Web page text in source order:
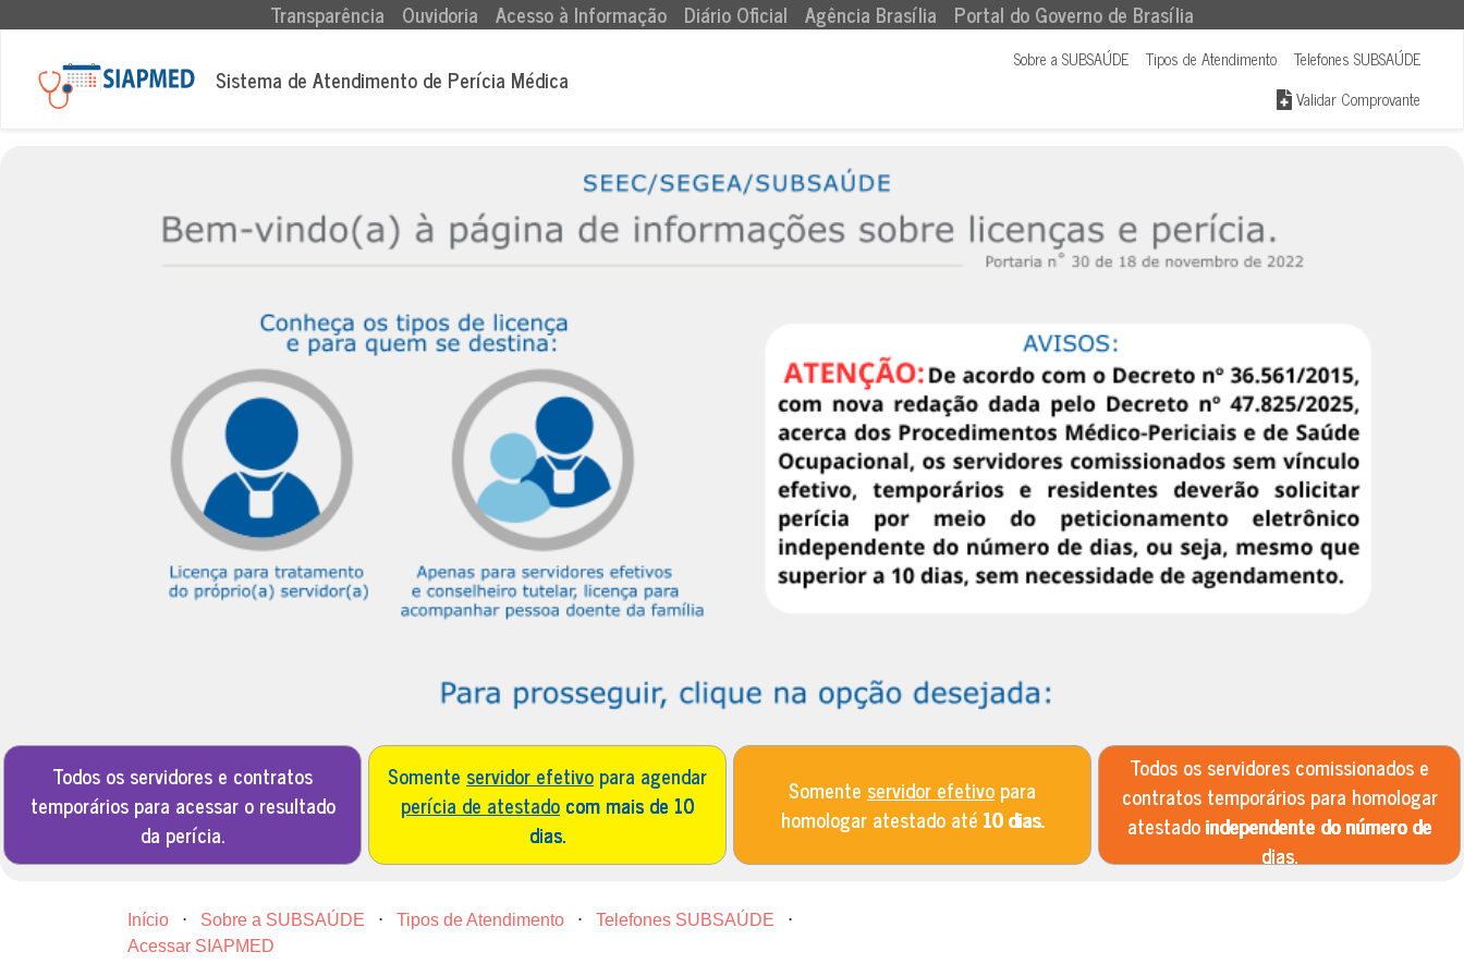
Transparência (current)
Ouvidoria Acesso à Informação Diário Oficial Agência Brasília Portal do Governo de Brasília
Sistema de Atendimento de Perícia Médica
Sobre a SUBSAÚDE Tipos de Atendimento
Telefones SUBSAÚDE
Validar Comprovante
Todos os servidores e contratos
temporários para acessar o resultado
da perícia.
Somente servidor efetivo
para agendar
perícia de atestado com mais de 10
dias.
Somente servidor efetivo para
homologar atestado até 10 dias.
Todos os servidores comissionados e
contratos temporários para homologar
atestadoindependente do número de
dias.
Início ⋅ Sobre a SUBSAÚDE ⋅ Tipos de Atendimento ⋅ Telefones SUBSAÚDE
⋅
Acessar SIAPMED